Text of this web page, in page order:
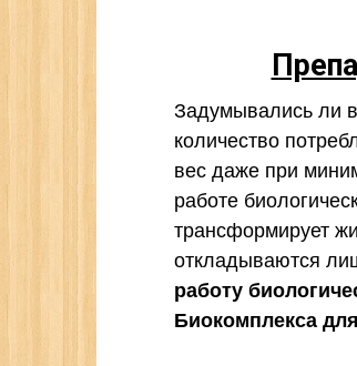
Задумывались ли
количество
вес даже при
работе
трансформирует
откладываются
работу
Биокомплекса